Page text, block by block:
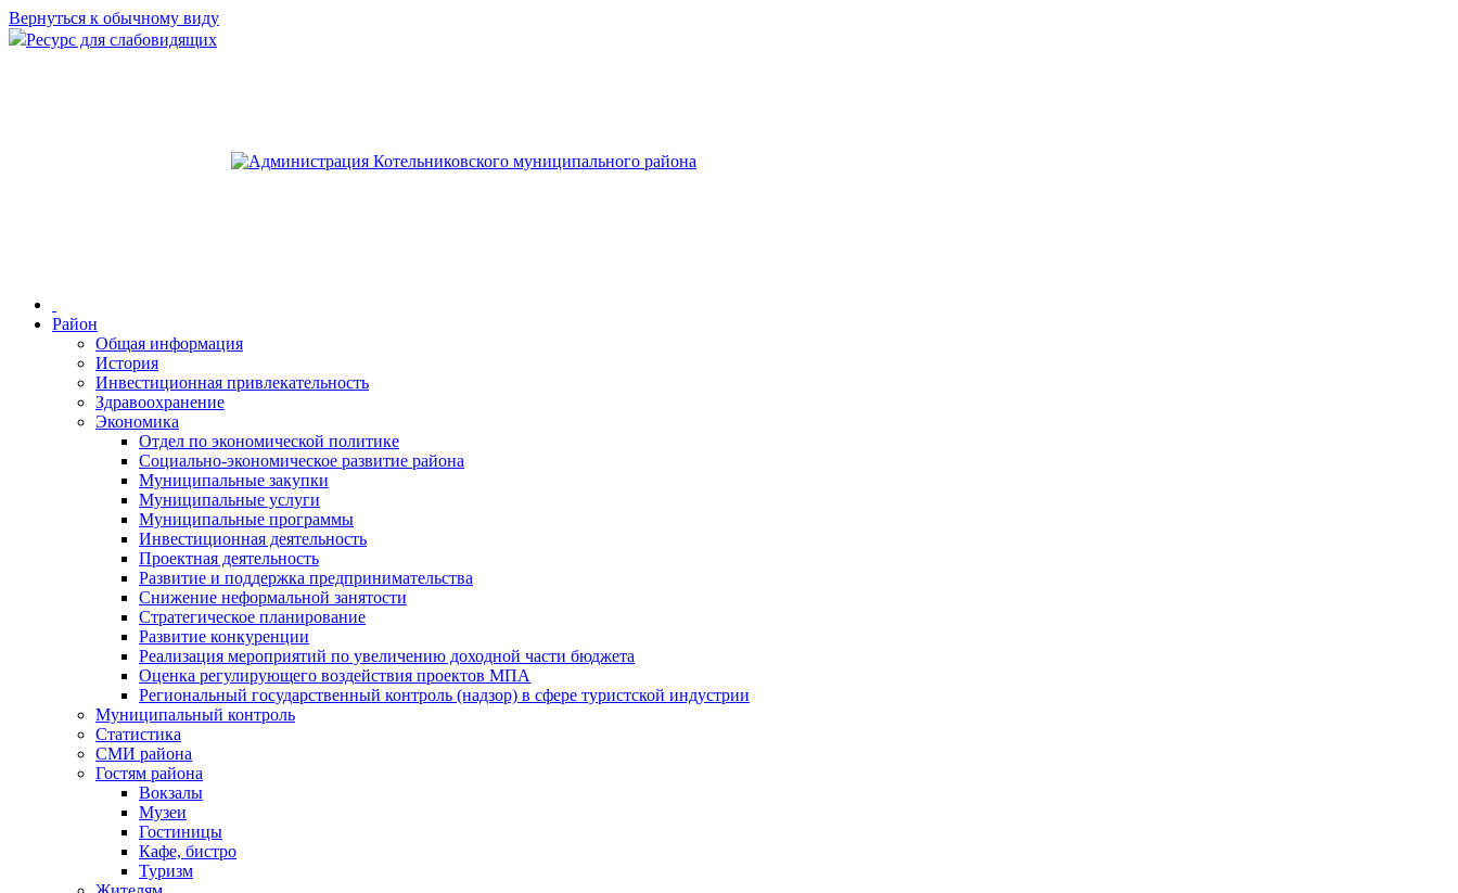
Вернуться к обычному виду
Ресурс для слабовидящих
Район
Общая информация
История
Инвестиционная привлекательность
Здравоохранение
Экономика
Отдел по экономической политике
Социально-экономическое развитие района
Муниципальные закупки
Муниципальные услуги
Муниципальные программы
Инвестиционная деятельность
Проектная деятельность
Развитие и поддержка предпринимательства
Снижение неформальной занятости
Стратегическое планирование
Развитие конкуренции
Реализация мероприятий по увеличению доходной части бюджета
Оценка регулирующего воздействия проектов МПА
Региональный государственный контроль (надзор) в сфере туристской индустрии
Муниципальный контроль
Статистика
СМИ района
Гостям района
Вокзалы
Музеи
Гостиницы
Кафе, бистро
Туризм